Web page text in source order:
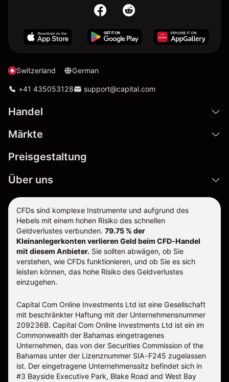
Switzerland German
+41 435053128 support@capital.com
Handel
Märkte
Preisgestaltung
Über uns
CFDs sind komplexe Instrumente und aufgrund des
Hebels mit einem hohen Risiko des schnellen
Geldverlustes verbunden. 79.75 % der
Kleinanlegerkonten verlieren Geld beim CFD-Handel
mit diesem Anbieter. Sie sollten abwägen, ob Sie
verstehen, wie CFDs funktionieren, und ob Sie es sich
leisten können, das hohe Risiko des Geldverlustes
einzugehen.
Capital Com Online Investments Ltd ist eine Gesellschaft
mit beschränkter Haftung mit der Unternehmensnummer
209236B. Capital Com Online Investments Ltd ist ein im
Commonwealth der Bahamas eingetragenes
Unternehmen, das von der Securities Commission of the
Bahamas unter der Lizenznummer SIA-F245 zugelassen
ist. Der eingetragene Unternehmenssitz befindet sich in
#3 Bayside Executive Park, Blake Road and West Bay